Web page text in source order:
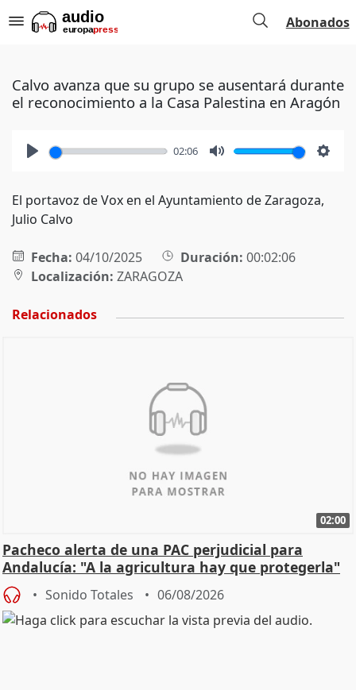
Abonados
Calvo avanza que su grupo se ausentará durante
el reconocimiento a la Casa Palestina en Aragón
02:06
El portavoz de Vox en el Ayuntamiento de Zaragoza,
Julio Calvo
Fecha: 04/10/2025 Duración: 00:02:06
Localización: ZARAGOZA
Relacionados
02:00
Pacheco alerta de una PAC perjudicial para
Andalucía: "A la agricultura hay que protegerla"
Sonido Totales 06/08/2026